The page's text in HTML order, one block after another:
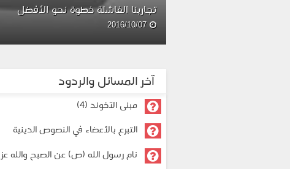
تجاربنا الفاشلة خطوة نحو الأفضل
2016/10/07
آخر المسائل والردود
مبنى الآخوند (4)
التبرع بالأعضاء في النصوص الدينية
نام رسول الله (ص) عن الصبح والله عز